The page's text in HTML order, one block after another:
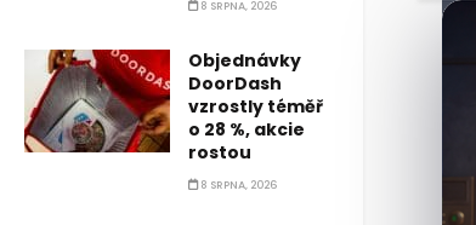
8 SRPNA, 2026
Objednávky
DoorDash
vzrostly téměř
o 28 %, akcie
rostou
8 SRPNA, 2026